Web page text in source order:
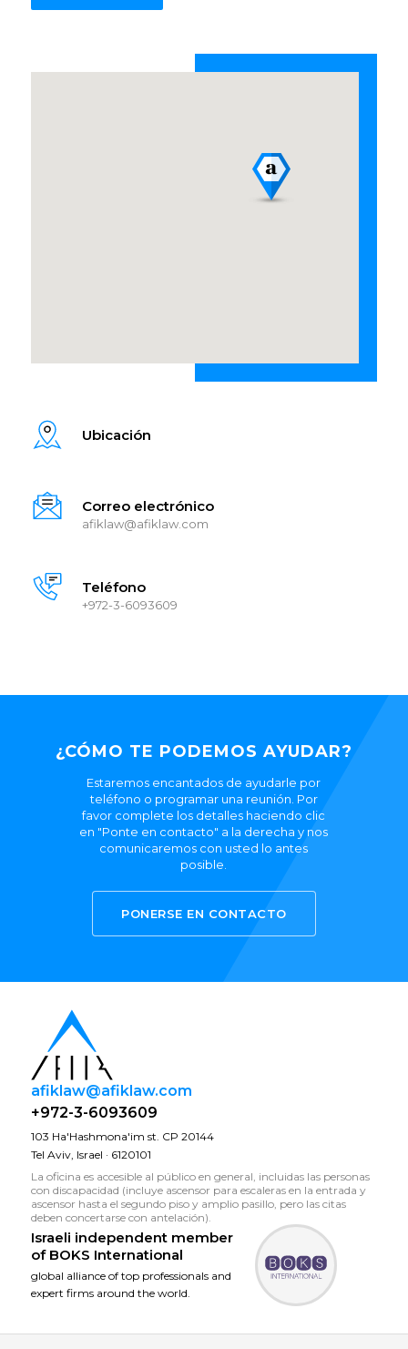
Ubicación
Correo electrónico
afiklaw@afiklaw.com
Teléfono
+972-3-6093609
¿CÓMO TE PODEMOS AYUDAR?
Estaremos encantados de ayudarle por
teléfono o programar una reunión. Por
favor complete los detalles haciendo clic
en "Ponte en contacto" a la derecha y nos
comunicaremos con usted lo antes
posible.
PONERSE EN CONTACTO
afiklaw@afiklaw.com
+972-3-6093609
103 Ha'Hashmona'im st. CP 20144
Tel Aviv, Israel · 6120101
La oficina es accesible al público en general, incluidas las personas
con discapacidad (incluye ascensor para escaleras en la entrada y
ascensor hasta el segundo piso y amplio pasillo, pero las citas
deben concertarse con antelación).
Israeli independent member
of BOKS International
global alliance of top professionals and
expert firms around the world.